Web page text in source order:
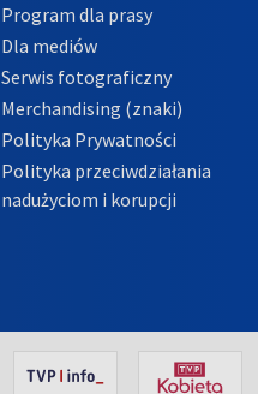
Program dla prasy
Dla mediów
Serwis fotograficzny
Merchandising (znaki)
Polityka Prywatności
Polityka przeciwdziałania
nadużyciom i korupcji